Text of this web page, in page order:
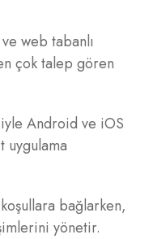
web tabanlı
çok talep gören
Android ve iOS
uygulama
bağlarken,
yönetir.